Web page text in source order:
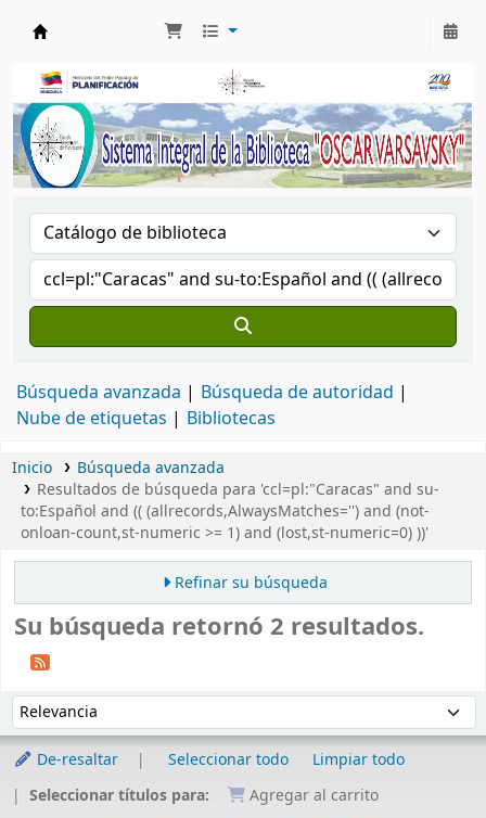
Búsqueda avanzada
Búsqueda de autoridad
Nube de etiquetas
Bibliotecas
Inicio
Búsqueda avanzada
Resultados de búsqueda para 'ccl=pl:"Caracas" and su-
to:Español and (( (allrecords,AlwaysMatches='') and (not-
onloan-count,st-numeric >= 1) and (lost,st-numeric=0) ))'
Refinar su búsqueda
Su búsqueda retornó 2 resultados.
Ordenar por:
De-resaltar Seleccionar todo
Limpiar todo
Seleccionar títulos para:
Agregar al carrito